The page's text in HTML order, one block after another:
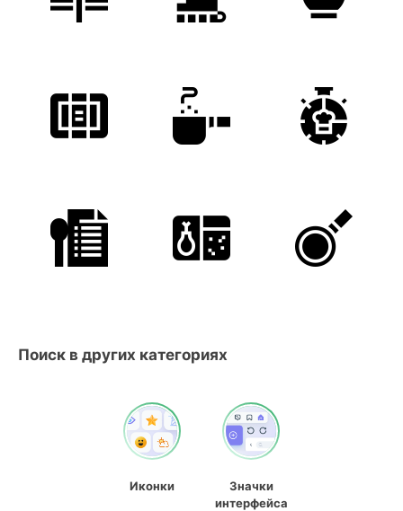
Поиск в других категориях
Иконки
Значки
интерфейса